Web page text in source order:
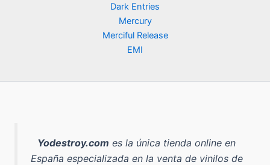
Dark Entries
Mercury
Merciful Release
EMI
Yodestroy.com es la única tienda online en
España especializada en la venta de vinilos de